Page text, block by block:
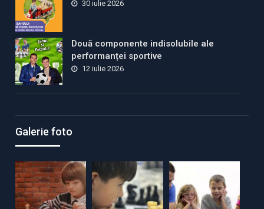
30 iulie 2026
Două componente indisolubile ale
performanței sportive
12 iulie 2026
Galerie foto